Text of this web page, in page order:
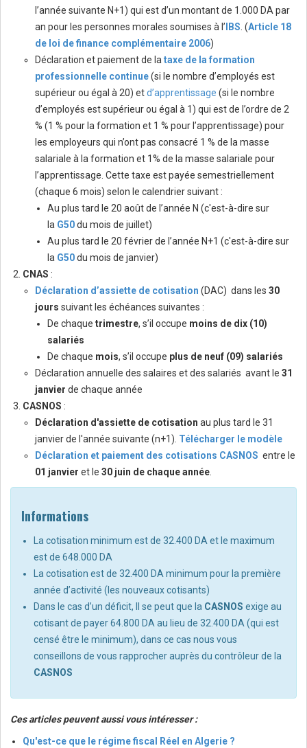
l’année suivante N+1) qui est d’un montant de 1.000 DA par
an pour les personnes morales soumises à l’ IBS . (Article 18
de loi de finance complémentaire 2006)
Déclaration et paiement de la taxe de la formation
professionnelle continue(si le nombre d’employés est
supérieur ou égal à 20) etd’apprentissage (si le nombre
d’employés est supérieur ou égal à 1) qui est de l’ordre de 2
% (1 % pour la formation et 1 % pour l’apprentissage) pour
les employeurs qui n’ont pas consacré 1 % de la masse
salariale à la formation et 1% de la masse salariale pour
l’apprentissage. Cette taxe est payée semestriellement
(chaque 6 mois) selon le calendrier suivant :
Au plus tard le 20 août de l’année N (c'est-à-dire sur
la G50du mois de juillet)
Au plus tard le 20 février de l’année N+1 (c'est-à-dire sur
la G50du mois de janvier)
CNAS :
Déclaration d’assiette de cotisation (DAC) dans les 30
jours suivant les échéances suivantes :
De chaque trimestre, s’il occupe moins de dix (10)
salariés
De chaque mois, s’il occupe plus de neuf (09) salariés
Déclaration annuelle des salaires et des salariés avant le 31
janvier de chaque année
CASNOS :
Déclaration d'assiette de cotisation au plus tard le 31
janvier de l'année suivante (n+1). Télécharger le modèle
Déclaration et paiement des cotisations CASNOS entre le
01 janvier et le 30 juin de chaque année
Informations
La cotisation minimum est de 32.400 DA et le maximum
est de 648.000 DA
La cotisation est de 32.400 DA minimum pour la première
année d’activité (les nouveaux cotisants)
Dans le cas d’un déficit, Il se peut que la CASNOS exige au
cotisant de payer 64.800 DA au lieu de 32.400 DA (qui est
censé être le minimum), dans ce cas nous vous
conseillons de vous rapprocher auprès du contrôleur de la
CASNOS
Ces articles peuvent aussi vous intéresser :
Qu'est-ce que le régime fiscal Réel en Algerie ?